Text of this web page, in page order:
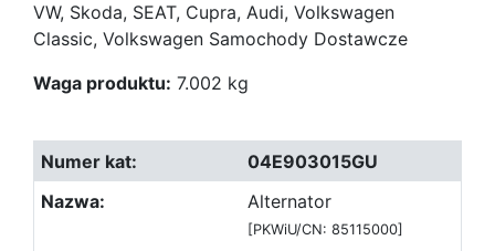
VW, Skoda, SEAT, Cupra, Audi, Volkswagen
Classic, Volkswagen Samochody Dostawcze
Waga produktu: 7.002 kg
04E903015GU
Alternator
[PKWiU/CN: 85115000]